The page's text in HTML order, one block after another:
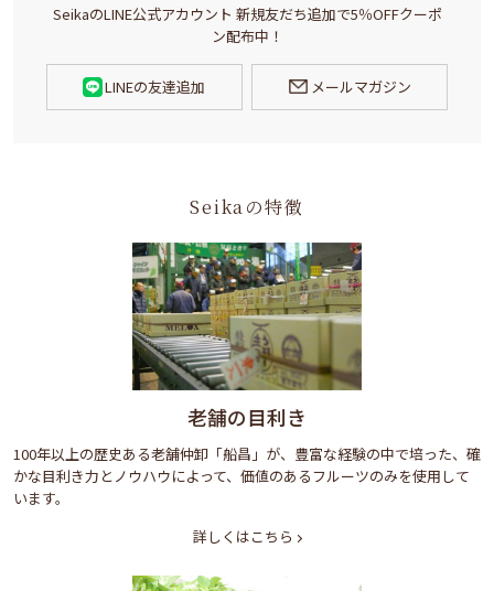
SeikaのLINE公式アカウント 新規友だち追加で5％OFFクーポ
ン配布中！
LINEの友達追加 メールマガジン
Seikaの特徴
老舗の目利き
100年以上の歴史ある老舗仲卸「船昌」が、豊富な経験の中で培った、確
かな目利き力とノウハウによって、価値のあるフルーツのみを使用して
います。
詳しくはこちら